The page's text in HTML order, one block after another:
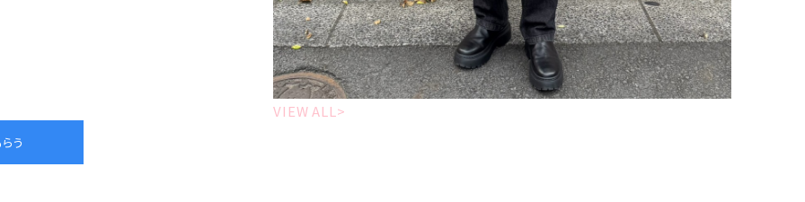
VIEW ALL>